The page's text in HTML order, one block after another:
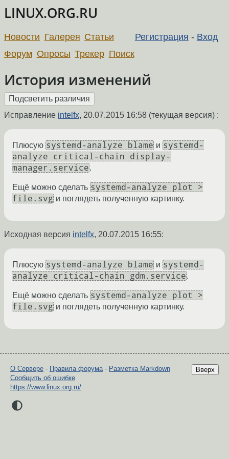
LINUX.ORG.RU
Регистрация - Вход
Новости Галерея Статьи
Форум Опросы Трекер Поиск
История изменений
Исправление intelfx, 20.07.2015 16:58 (текущая версия) :
Плюсую systemd-analyze blame и systemd-
analyze critical-chain display-
manager.service.
Ещё можно сделать systemd-analyze plot >
file.svg и поглядеть полученную картинку.
Исходная версия intelfx, 20.07.2015 16:55:
Плюсую systemd-analyze blame и systemd-
analyze critical-chain gdm.service.
Ещё можно сделать systemd-analyze plot >
file.svg и поглядеть полученную картинку.
Вверх
О Сервере - Правила форума- Разметка Markdown
Сообщить об ошибке
https://www.linux.org.ru/